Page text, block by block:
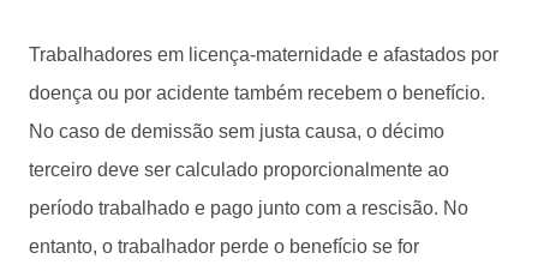
Trabalhadores em licença-maternidade e afastados por
doença ou por acidente também recebem o benefício.
No caso de demissão sem justa causa, o décimo
terceiro deve ser calculado proporcionalmente ao
período trabalhado e pago junto com a rescisão. No
entanto, o trabalhador perde o benefício se for